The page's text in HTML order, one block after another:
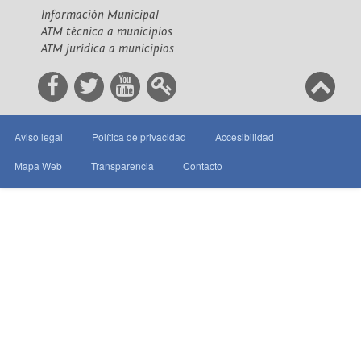
Información Municipal
ATM técnica a municipios
ATM jurídica a municipios
Aviso legal Política de privacidad Accesibilidad
Mapa Web Transparencia Contacto